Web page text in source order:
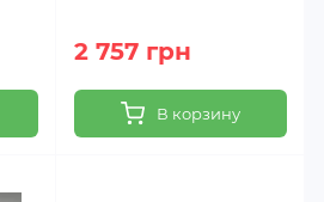
2 757 грн
В корзину